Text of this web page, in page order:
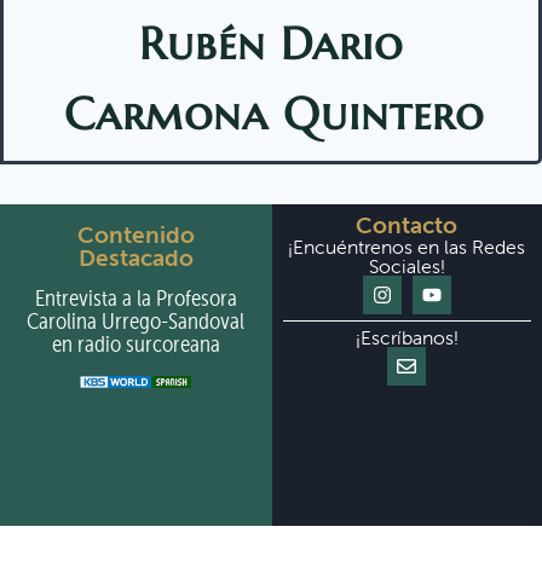
Rubén Dario
Carmona Quintero
Contenido
Destacado
Entrevista a la Profesora
Carolina Urrego-Sandoval
en radio surcoreana
Contacto
¡Encuéntrenos en las Redes
Sociales!
¡Escríbanos!